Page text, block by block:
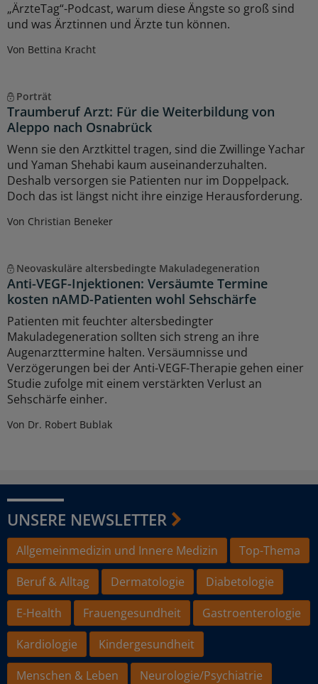
„ÄrzteTag“-Podcast, warum diese Ängste so groß sind
und was Ärztinnen und Ärzte tun können.
Von Bettina Kracht
Porträt
Traumberuf Arzt: Für die Weiterbildung von
Aleppo nach Osnabrück
Wenn sie den Arztkittel tragen, sind die Zwillinge Yachar
und Yaman Shehabi kaum auseinanderzuhalten.
Deshalb versorgen sie Patienten nur im Doppelpack.
Doch das ist längst nicht ihre einzige Herausforderung.
Von Christian Beneker
Neovaskuläre altersbedingte Makuladegeneration
Anti-VEGF-Injektionen: Versäumte Termine
kosten nAMD-Patienten wohl Sehschärfe
Patienten mit feuchter altersbedingter
Makuladegeneration sollten sich streng an ihre
Augenarzttermine halten. Versäumnisse und
Verzögerungen bei der Anti-VEGF-Therapie gehen einer
Studie zufolge mit einem verstärkten Verlust an
Sehschärfe einher.
Von Dr. Robert Bublak
UNSERE NEWSLETTER
Allgemeinmedizin und Innere Medizin
Top-Thema
Beruf & Alltag
Dermatologie
Diabetologie
E-Health
Frauengesundheit
Gastroenterologie
Kardiologie
Kindergesundheit
Menschen & Leben
Neurologie/Psychiatrie